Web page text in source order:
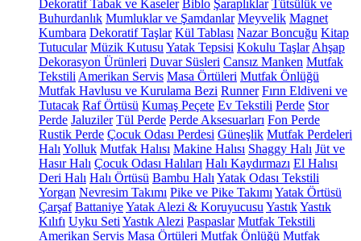
Dekoratif Tabak ve Kaseler Biblo Şaraplıklar Tütsülük ve
Buhurdanlık Mumluklar ve Şamdanlar Meyvelik Magnet
Kumbara Dekoratif Taşlar Kül Tablası Nazar Boncuğu Kitap
Tutucular Müzik Kutusu Yatak Tepsisi Kokulu Taşlar Ahşap
Dekorasyon Ürünleri Duvar Süsleri Cansız Manken Mutfak
Tekstili Amerikan Servis Masa Örtüleri Mutfak Önlüğü
Mutfak Havlusu ve Kurulama Bezi Runner Fırın Eldiveni ve
Tutacak Raf Örtüsü Kumaş Peçete Ev Tekstili Perde Stor
Perde Jaluziler Tül Perde Perde Aksesuarları Fon Perde
Rustik Perde Çocuk Odası Perdesi Güneşlik Mutfak Perdeleri
Halı Yolluk Mutfak Halısı Makine Halısı Shaggy Halı Jüt ve
Hasır Halı Çocuk Odası Halıları Halı Kaydırmazı El Halısı
Deri Halı Halı Örtüsü Bambu Halı Yatak Odası Tekstili
Yorgan Nevresim Takımı Pike ve Pike Takımı Yatak Örtüsü
Çarşaf BattaniyeYatak Alezi & Koruyucusu YastıkYastık
Kılıfı Uyku Seti Yastık Alezi Paspaslar Mutfak Tekstili
Amerikan Servis Masa Örtüleri Mutfak Önlüğü Mutfak